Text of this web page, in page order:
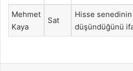
Mehmet
Kaya
Sat
Hisse senedinin
düşündüğünü